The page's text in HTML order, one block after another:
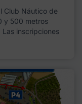
Club Náutico de
y 500 metros
inscripciones